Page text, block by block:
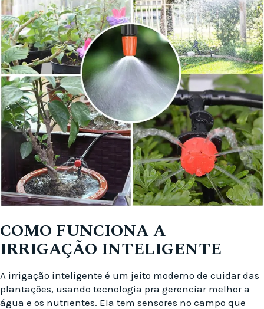
COMO FUNCIONA A
IRRIGAÇÃO INTELIGENTE
A irrigação inteligente é um jeito moderno de cuidar das
plantações, usando tecnologia pra gerenciar melhor a
água e os nutrientes. Ela tem sensores no campo que